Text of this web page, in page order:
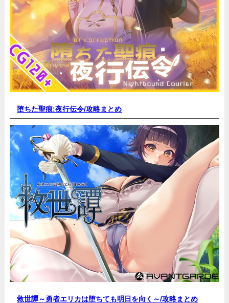
堕ちた聖痕:夜行伝令/攻略まとめ
救世譚～勇者エリカは堕ちても明日を向く～/攻略まとめ